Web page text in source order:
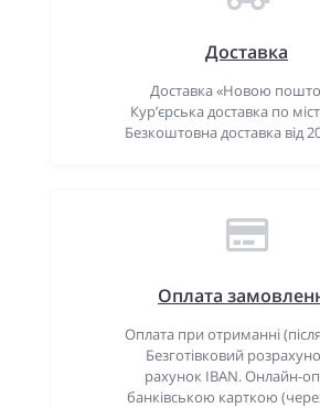
Доставка
Доставка «Новою
Кур’єрська доставка по
Безкоштовна доставка від
Оплата
Оплата при отриманні
Безготівковий
рахунок IBAN. Онлайн-
банківською карткою